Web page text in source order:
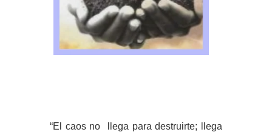
“El caos no llega para destruirte; llega